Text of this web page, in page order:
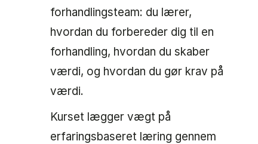
forhandlingsteam: du lærer,
hvordan du forbereder dig til en
forhandling, hvordan du skaber
værdi, og hvordan du gør krav på
værdi.
Kurset lægger vægt på
erfaringsbaseret læring gennem